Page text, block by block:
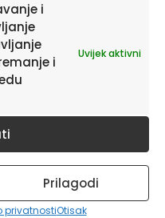
i
i
Uvijek aktivni
Prilagodi
privatnostiOtisak
o uređenju doma te
i pogodnostima?